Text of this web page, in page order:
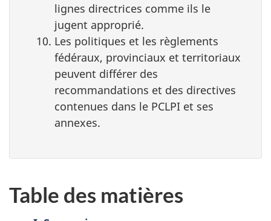
lignes directrices comme ils le
jugent approprié.
Les politiques et les règlements
fédéraux, provinciaux et territoriaux
peuvent différer des
recommandations et des directives
contenues dans le PCLPI et ses
annexes.
Table des matières